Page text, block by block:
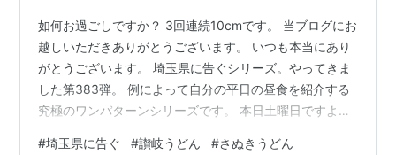
如何お過ごしですか？ 3回連続10cmです。 当ブログにお
越しいただきありがとうございます。 いつも本当にあり
がとうございます。 埼玉県に告ぐシリーズ。やってきま
した第383弾。 例によって自分の平日の昼食を紹介する
究極のワンパターンシリーズです。 本日土曜日ですよ。
#埼玉県に告ぐ #讃岐うどん #さぬきうどん